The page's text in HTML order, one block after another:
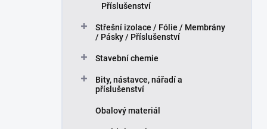
Příslušenství
Střešní izolace / Fólie / Membrány
/ Pásky / Příslušenství
Stavební chemie
Bity, nástavce, nářadí a
příslušenství
Obalový materiál